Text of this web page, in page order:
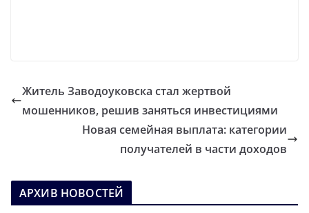
Житель Заводоуковска стал жертвой
мошенников, решив заняться инвестициями
Новая семейная выплата: категории
получателей в части доходов
АРХИВ НОВОСТЕЙ